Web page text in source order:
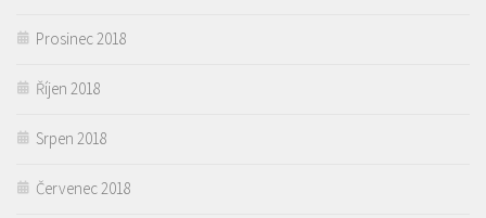
Prosinec 2018
Říjen 2018
Srpen 2018
Červenec 2018